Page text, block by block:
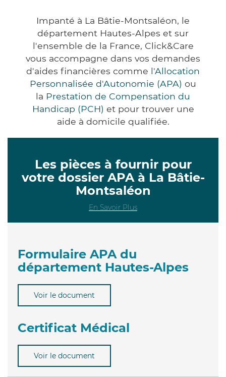
Impanté à La Bâtie-Montsaléon, le
département Hautes-Alpes et sur
l'ensemble de la France, Click&Care
vous accompagne dans vos demandes
d'aides financières comme l'Allocation
Personnalisée d'Autonomie (APA) ou
la Prestation de Compensation du
Handicap (PCH) et pour trouver une
aide à domicile qualifiée.
Les pièces à fournir pour
votre dossier APA à La Bâtie-
Montsaléon
En Savoir Plus
Formulaire APA du
département Hautes-Alpes
Voir le document
Certificat Médical
Voir le document